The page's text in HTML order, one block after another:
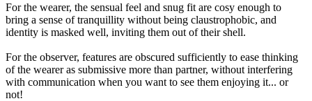
For the wearer, the sensual feel and snug fit are cosy enough to
bring a sense of tranquillity without being claustrophobic, and
identity is masked well, inviting them out of their shell.
For the observer, features are obscured sufficiently to ease thinking
of the wearer as submissive more than partner, without interfering
with communication when you want to see them enjoying it... or
not!